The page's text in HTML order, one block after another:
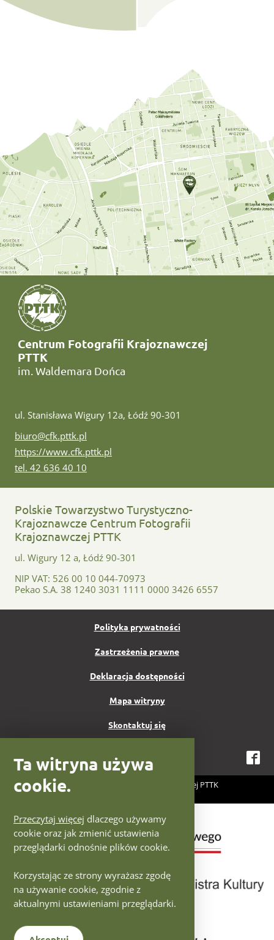
Ta witryna używa
cookie.
Przeczytaj więcej dlaczego używamy
cookie oraz jak zmienić ustawienia
przeglądarki odnośnie plików cookie.
Korzystając ze strony wyrażasz zgodę
na używanie cookie, zgodnie z
aktualnymi ustawieniami przeglądarki.
Centrum Fotografii Krajoznawczej
PTTK
im. Waldemara Dońca
ul. Stanisława Wigury 12a, Łódź 90-301
e-mail:
biuro@cfk.pttk.pl
www:
https://www.cfk.pttk.pl
tel:
tel. 42 636 40 10
Polskie Towarzystwo Turystyczno-
Krajoznawcze Centrum Fotografii
Krajoznawczej PTTK
ul. Wigury 12 a, Łódź 90-301
NIP VAT: 526 00 10 044-70973
Pekao S.A. 38 1240 3031 1111 0000 3426 6557
Polityka prywatności
Zastrzeżenia prawne
Deklaracja dostępności
Mapa witryny
Skontaktuj się
2026 Centrum Fotografii Krajoznawczej PTTK